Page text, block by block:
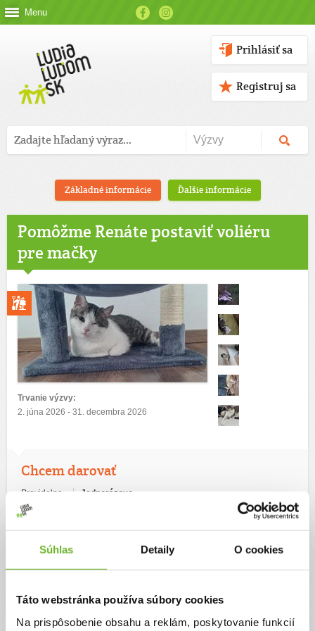
Súhlas Detaily O cookies
Táto webstránka používa súbory cookies
Na prispôsobenie obsahu a reklám, poskytovanie funkcií
Menu
Prihlásiť sa
Registruj sa
Základné informácie Ďalšie informácie
Pomôžme Renáte postaviť voliéru
pre mačky
Trvanie výzvy:
2. júna 2026 - 31. decembra 2026
Chcem darovať
Pravidelne
Jednorázovo
Zvoľte výšku svojho jednorazového daru
50€